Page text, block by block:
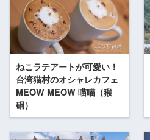
ねこラテアートが可愛い！
台湾猫村のオシャレカフェ
MEOW MEOW 喵喵（猴
硐）